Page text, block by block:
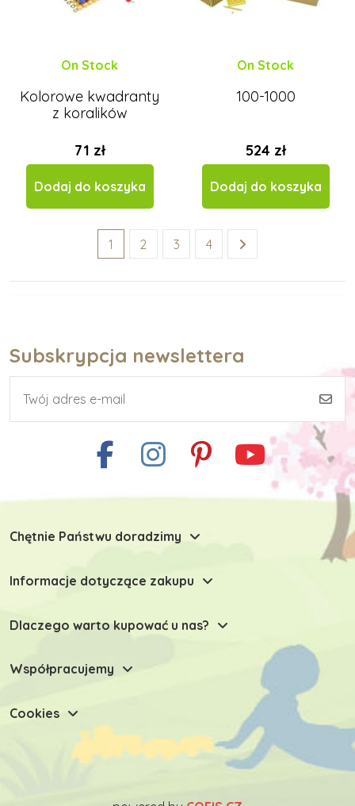
On Stock
Kolorowe kwadranty
z koralików
71 zł
Dodaj do koszyka
On Stock
100-1000
524 zł
Dodaj do koszyka
1 2 3 4
Subskrypcja newslettera
Chętnie Państwu doradzimy
Informacje dotyczące zakupu
Dlaczego warto kupować u nas?
Współpracujemy
Cookies